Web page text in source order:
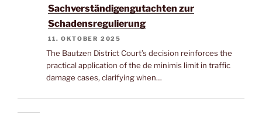
Sachverständigengutachten zur
Schadensregulierung
11. OKTOBER 2025
The Bautzen District Court’s decision reinforces the
practical application of the de minimis limit in traffic
damage cases, clarifying when…